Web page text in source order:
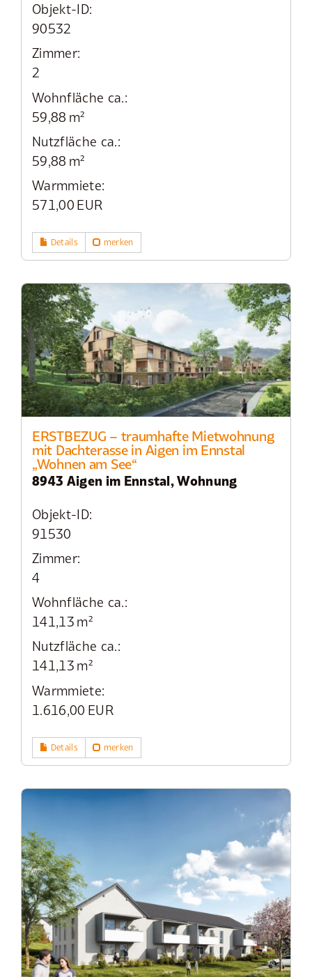
Objekt-ID:
90532
Zimmer:
2
Wohnfläche ca.:
59,88 m²
Nutzfläche ca.:
59,88 m²
Warmmiete:
571,00 EUR
Details merken
ERSTBEZUG – traumhafte Mietwohnung
mit Dachterasse in Aigen im Ennstal
„Wohnen am See“
8943 Aigen im Ennstal, Wohnung
Objekt-ID:
91530
Zimmer:
4
Wohnfläche ca.:
141,13 m²
Nutzfläche ca.:
141,13 m²
Warmmiete:
1.616,00 EUR
Details merken